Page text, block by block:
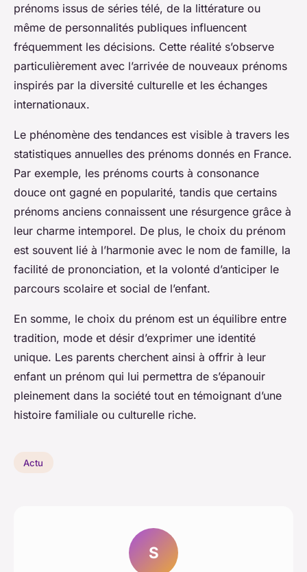
prénoms issus de séries télé, de la littérature ou
même de personnalités publiques influencent
fréquemment les décisions. Cette réalité s’observe
particulièrement avec l’arrivée de nouveaux prénoms
inspirés par la diversité culturelle et les échanges
internationaux.
Le phénomène des tendances est visible à travers les
statistiques annuelles des prénoms donnés en France.
Par exemple, les prénoms courts à consonance
douce ont gagné en popularité, tandis que certains
prénoms anciens connaissent une résurgence grâce à
leur charme intemporel. De plus, le choix du prénom
est souvent lié à l’harmonie avec le nom de famille, la
facilité de prononciation, et la volonté d’anticiper le
parcours scolaire et social de l’enfant.
En somme, le choix du prénom est un équilibre entre
tradition, mode et désir d’exprimer une identité
unique. Les parents cherchent ainsi à offrir à leur
enfant un prénom qui lui permettra de s’épanouir
pleinement dans la société tout en témoignant d’une
histoire familiale ou culturelle riche.
Actu
S